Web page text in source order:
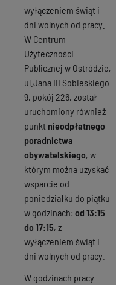
wyłączeniem świąt i
dni wolnych od pracy.
W Centrum
Użyteczności
Publicznej w Ostródzie,
ul.Jana III Sobieskiego
9, pokój 226, został
uruchomiony również
punkt nieodpłatnego
poradnictwa
obywatelskiego, w
którym można uzyskać
wsparcie od
poniedziałku do piątku
w godzinach: od 13:15
do 17:15, z
wyłączeniem świąt i
dni wolnych od pracy.
W godzinach pracy